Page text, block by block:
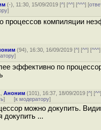
(-), 11:30, 15/09/2019 [^] [^^] [^^^] [
]
процессов компиляции
(94), 16:30, 16/09/2019 [^] [^^] [^^^
]
эффективно по
,Аноним (101), 16:37, 18/09/2019 [^] [^^
] [к модератору]
можно докупить.
докупить ...